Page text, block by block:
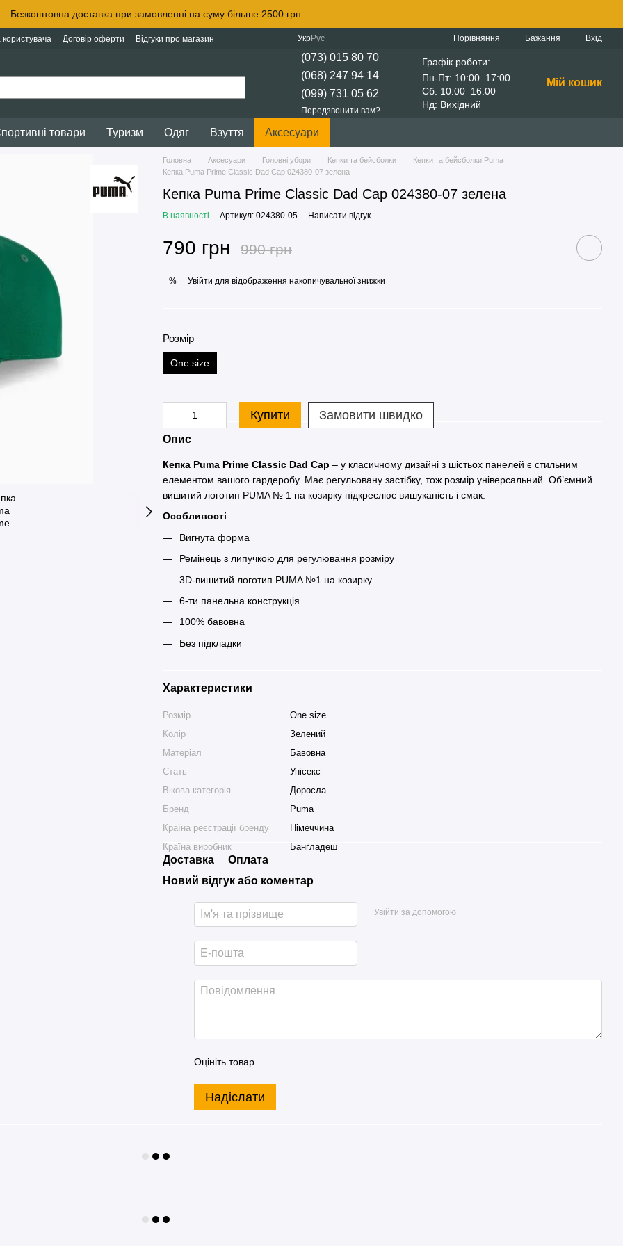
Безкоштовна доставка при замовленні на суму більше 2500 грн
користувача Договір оферти Відгуки про магазин УкрРус Порівняння Бажання Вхід
(073) 015 80 70
(068) 247 94 14
(099) 731 05 62
Передзвонити вам?
Графік роботи:
Пн-Пт: 10:00–17:00
Сб: 10:00–16:00
Нд: Вихідний
Мій кошик
товари Туризм Одяг Взуття Аксесуари
Головна Аксесуари Головні убори Кепки та бейсболки
Кепки та бейсболки Puma
Кепка Puma Prime Classic Dad Cap 024380-07 зелена
Кепка Puma Prime Classic Dad Cap 024380-07 зелена
В наявності Артикул: 024380-05 Написати відгук
790 грн 990 грн
% Увійти для відображення накопичувальної знижки
Розмір
One size
Купити Замовити швидко
Опис
Кепка Puma Prime Classic Dad Cap – у класичному дизайні з шістьох панелей є стильним
елементом вашого гардеробу. Має регульовану застібку, тож розмір універсальний. Об’ємний
вишитий логотип PUMA № 1 на козирку підкреслює вишуканість і смак.
Особливості
Вигнута форма
Ремінець з липучкою для регулювання розміру
3D-вишитий логотип PUMA №1 на козирку
6-ти панельна конструкція
100% бавовна
Без підкладки
Характеристики
Розмір
One size
Колір
Зелений
Матеріал
Бавовна
Стать
Унісекс
Вікова категорія
Доросла
Бренд
Puma
Країна реєстрації бренду
Німеччина
Країна виробник
Банґладеш
Доставка
Оплата
Новий відгук або коментар
Увійти за допомогою
Оцініть товар
Надіслати